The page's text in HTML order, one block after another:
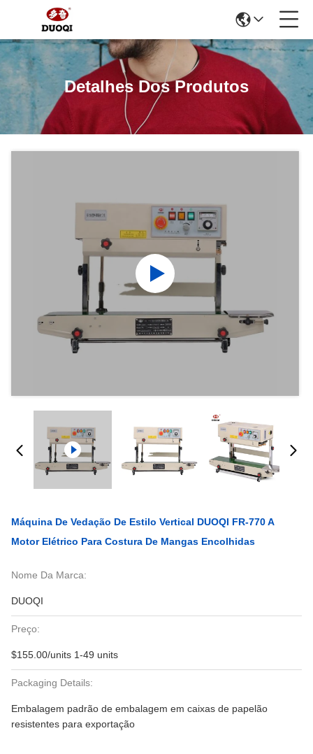
Detalhes Dos Produtos
Máquina De Vedação De Estilo Vertical DUOQI FR-770 A
Motor Elétrico Para Costura De Mangas Encolhidas
Nome Da Marca:
DUOQI
Preço:
$155.00/units 1-49 units
Packaging Details:
Embalagem padrão de embalagem em caixas de papelão
resistentes para exportação